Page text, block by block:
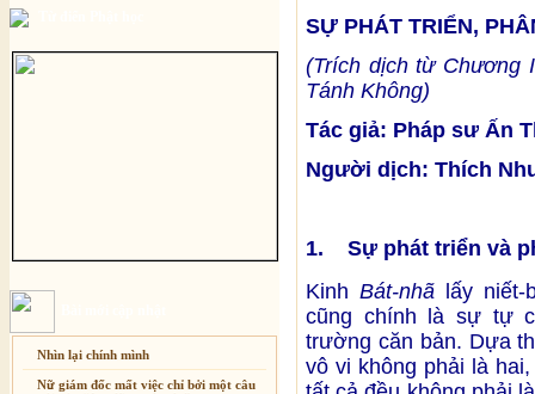
Nhìn lại chính mình
Nữ giám đốc mất việc chỉ bởi một câu
SỰ PHÁT TRIỂN,
(Trích dịch từ Chương
Tánh Không)
Tác giả: Pháp sư Ấn
Người dịch: Thích
1. Sự phát triển và
Kinh Bát-nhã lấy niết-
cũng chính là sự tự
trường căn bản. Dựa
vô vi không phải là